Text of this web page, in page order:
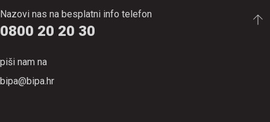
Nazovi nas na besplatni info telefon
0800 20 20 30
piši nam na
bipa@bipa.hr